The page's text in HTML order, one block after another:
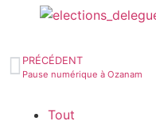
PRÉCÉDENT
Pause numérique à Ozanam
Tout